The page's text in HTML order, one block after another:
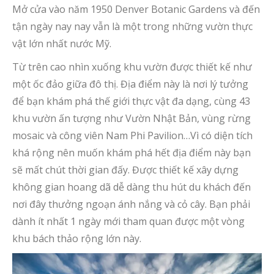
Mở cửa vào năm 1950 Denver Botanic Gardens và đến
tận ngày nay nay vẫn là một trong những vườn thực
vật lớn nhất nước Mỹ.
Từ trên cao nhìn xuống khu vườn được thiết kế như
một ốc đảo giữa đô thị. Địa điểm này là nơi lý tưởng
để bạn khám phá thế giới thực vật đa dạng, cùng 43
khu vườn ấn tượng như Vườn Nhật Bản, vùng rừng
mosaic và công viên Nam Phi Pavilion…Vì có diện tích
khá rộng nên muốn khám phá hết địa điểm này bạn
sẽ mất chút thời gian đấy. Được thiết kế xây dựng
không gian hoang dã dễ dàng thu hút du khách đến
nơi đây thưởng ngoạn ánh nắng và cỏ cây. Bạn phải
dành ít nhất 1 ngày mới tham quan được một vòng
khu bách thảo rộng lớn này.